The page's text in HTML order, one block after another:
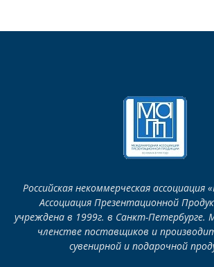
Российская некоммерческая ассоциация
Ассоциация Презентационной
учреждена в 1999г. в Санкт-Петербурге.
членстве поставщиков и
сувенирной и подарочной